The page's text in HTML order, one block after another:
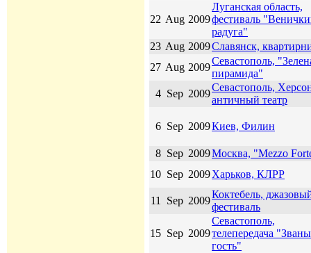
22 Aug 2009
Луганская область,
фестиваль
радуга"
23 Aug 2009Славянск,
27 Aug 2009
Севастополь,
пирамида"
4 Sep 2009
Севастополь,
античный театр
6 Sep 2009Киев, Филин
8 Sep 2009Москва, "Mezzo
10 Sep 2009Харьков, КЛРР
11 Sep 2009
Коктебель,
фестиваль
15 Sep 2009
Севастополь,
телепередача
гость"